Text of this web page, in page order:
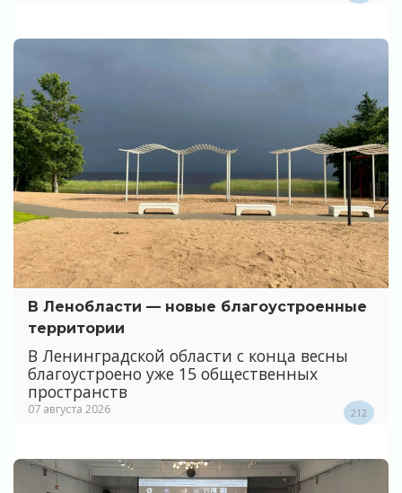
В Ленобласти — новые благоустроенные
территории
В Ленинградской области с конца весны
благоустроено уже 15 общественных
пространств
07 августа 2026 212